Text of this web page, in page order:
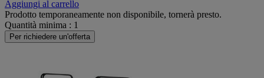
Aggiungi al carrello
Prodotto temporaneamente non disponibile, tornerà presto.
Quantità minima : 1
Per richiedere un'offerta